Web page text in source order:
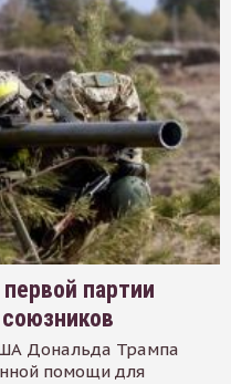
партии
Дональда Трампа
помощи для